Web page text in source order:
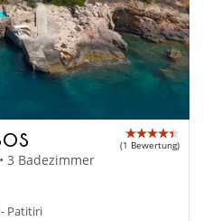
(1 Bewertung)
3 Badezimmer
Patitiri